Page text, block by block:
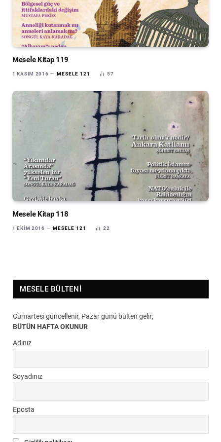
Mesele Kitap 119
1 KASIM 2016 MESELE 121 57
Mesele Kitap 118
1 EKIM 2016 MESELE 121 22
MESELE BÜLTENI
Cumartesi güncellenir, Pazar günü bülten gelir;
BÜTÜN HAFTA OKUNUR
Adınız
Soyadınız
Eposta